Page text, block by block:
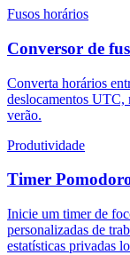
Fusos horários
Conversor de
Converta horários
deslocamentos UTC,
verão.
Produtividade
Timer
Inicie um timer de
personalizadas de
estatísticas privadas